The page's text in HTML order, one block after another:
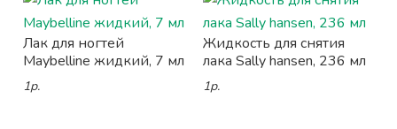
Лак для ногтей
Maybelline жидкий, 7 мл
1р.
Жидкость для снятия
лака Sally hansen, 236 мл
1р.